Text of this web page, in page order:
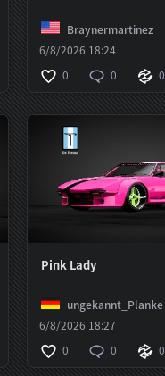
Braynermartinez
6/8/2026 18:24
0
0 0
Pink Lady
ungekannt_Planke
6/8/2026 18:27
0
0 0